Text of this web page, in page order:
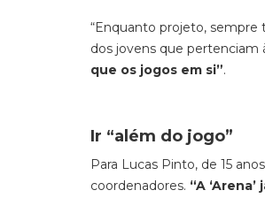
“Enquanto projeto,
dos jovens que pertenciam
que os jogos em si”.
Ir “além do jogo”
Para Lucas Pinto, de 15
coordenadores. “A